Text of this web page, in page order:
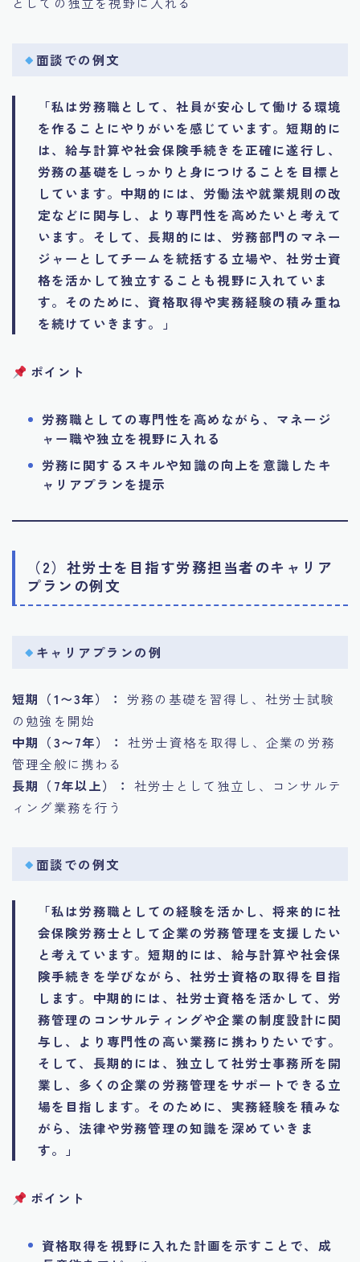
面談での例文
「私は労務職として、社員が安心して働ける環境
を作ることにやりがいを感じています。短期的に
は、給与計算や社会保険手続きを正確に遂行し、
労務の基礎をしっかりと身につけることを目標と
しています。中期的には、労働法や就業規則の改
定などに関与し、より専門性を高めたいと考えて
います。そして、長期的には、労務部門のマネー
ジャーとしてチームを統括する立場や、社労士資
格を活かして独立することも視野に入れていま
す。そのために、資格取得や実務経験の積み重ね
を続けていきます。」
ポイント
労務職としての専門性を高めながら、マネージ
ャー職や独立を視野に入れる
労務に関するスキルや知識の向上を意識したキ
ャリアプランを提示
（2）社労士を目指す労務担当者のキャリア
プランの例文
キャリアプランの例
短期（1〜3年）：
労務の基礎を習得し、社労士試験
の勉強を開始
中期（3〜7年）： 社労士資格を取得し、企業の労務
管理全般に携わる
長期（7年以上）： 社労士として独立し、コンサルテ
ィング業務を行う
面談での例文
「私は労務職としての経験を活かし、将来的に社
会保険労務士として企業の労務管理を支援したい
と考えています。短期的には、給与計算や社会保
険手続きを学びながら、社労士資格の取得を目指
します。中期的には、社労士資格を活かして、労
務管理のコンサルティングや企業の制度設計に関
与し、より専門性の高い業務に携わりたいです。
そして、長期的には、独立して社労士事務所を開
業し、多くの企業の労務管理をサポートできる立
場を目指します。そのために、実務経験を積みな
がら、法律や労務管理の知識を深めていきま
す。」
ポイント
資格取得を視野に入れた計画を示すことで、成